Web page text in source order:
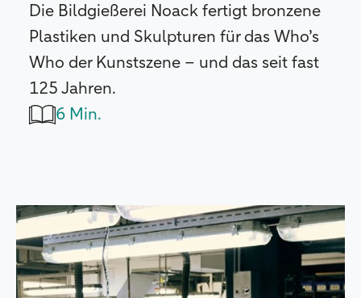
Die Bildgießerei Noack fertigt bronzene
Plastiken und Skulpturen für das Who’s
Who der Kunstszene – und das seit fast
125 Jahren.
6 Min.